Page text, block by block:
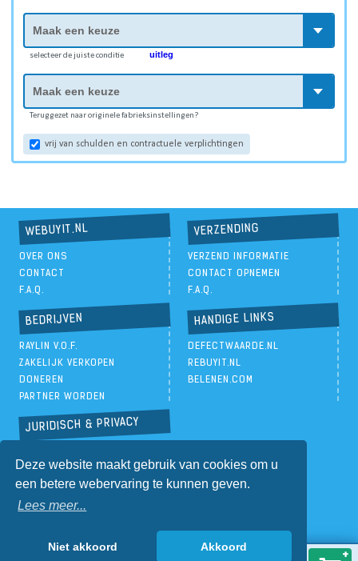
Deze website maakt gebruik van cookies om u
een betere webervaring te kunnen geven.
Lees meer...
Niet akkoord Akkoord
selecteer de juiste conditie uitleg
Teruggezet naar originele fabrieksinstellingen?
vrij van schulden en contractuele verplichtingen
WEBUYIT.NL
OVER ONS
CONTACT
F.A.Q.
VERZENDING
VERZEND INFORMATIE
CONTACT OPNEMEN
F.A.Q.
BEDRIJVEN
RAYLIN V.O.F.
ZAKELIJK VERKOPEN
DONEREN
PARTNER WORDEN
HANDIGE LINKS
DEFECTWAARDE.NL
REBUYIT.NL
BELENEN.COM
JURIDISCH & PRIVACY
ALGEMENE VOORWAARDEN